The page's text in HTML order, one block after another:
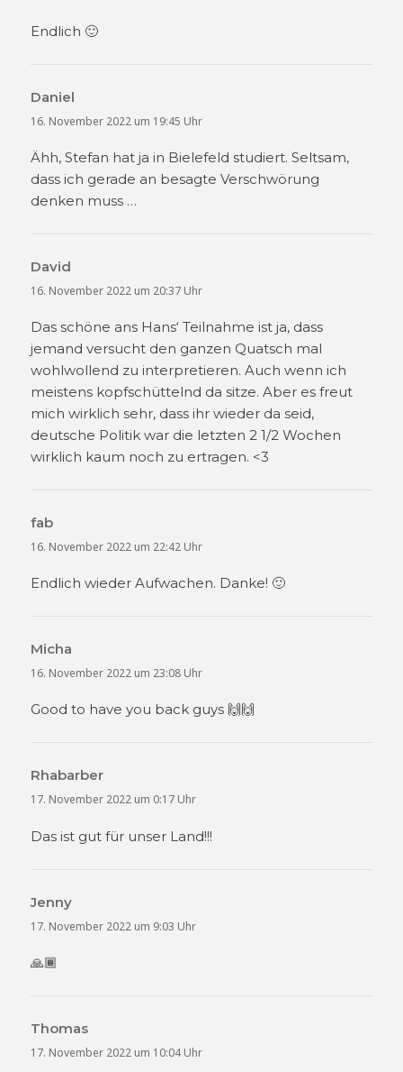
Endlich 🙂
Daniel
16. November 2022 um 19:45 Uhr
Ähh, Stefan hat ja in Bielefeld studiert. Seltsam,
dass ich gerade an besagte Verschwörung
denken muss …
David
16. November 2022 um 20:37 Uhr
Das schöne ans Hans‘ Teilnahme ist ja, dass
jemand versucht den ganzen Quatsch mal
wohlwollend zu interpretieren. Auch wenn ich
meistens kopfschüttelnd da sitze. Aber es freut
mich wirklich sehr, dass ihr wieder da seid,
deutsche Politik war die letzten 2 1/2 Wochen
wirklich kaum noch zu ertragen. <3
fab
16. November 2022 um 22:42 Uhr
Endlich wieder Aufwachen. Danke! 🙂
Micha
16. November 2022 um 23:08 Uhr
Good to have you back guys 🙌🙌
Rhabarber
17. November 2022 um 0:17 Uhr
Das ist gut für unser Land!!!
Jenny
17. November 2022 um 9:03 Uhr
🙏🏾
Thomas
17. November 2022 um 10:04 Uhr